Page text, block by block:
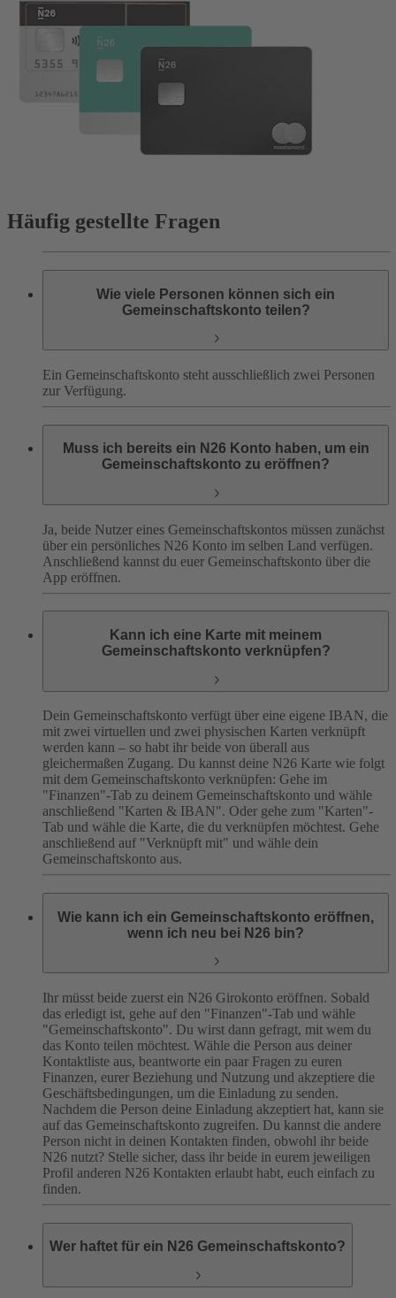
Häufig gestellte Fragen
Wie viele Personen können sich ein
Gemeinschaftskonto teilen?
Ein Gemeinschaftskonto steht ausschließlich zwei Personen
zur Verfügung.
Muss ich bereits ein N26 Konto haben, um ein
Gemeinschaftskonto zu eröffnen?
Ja, beide Nutzer eines Gemeinschaftskontos müssen zunächst
über ein persönliches N26 Konto im selben Land verfügen.
Anschließend kannst du euer Gemeinschaftskonto über die
App eröffnen.
Kann ich eine Karte mit meinem
Gemeinschaftskonto verknüpfen?
Dein Gemeinschaftskonto verfügt über eine eigene IBAN, die
mit zwei virtuellen und zwei physischen Karten verknüpft
werden kann – so habt ihr beide von überall aus
gleichermaßen Zugang. Du kannst deine N26 Karte wie folgt
mit dem Gemeinschaftskonto verknüpfen: Gehe im
"Finanzen"-Tab zu deinem Gemeinschaftskonto und wähle
anschließend "Karten & IBAN". Oder gehe zum "Karten"-
Tab und wähle die Karte, die du verknüpfen möchtest. Gehe
anschließend auf "Verknüpft mit" und wähle dein
Gemeinschaftskonto aus.
Wie kann ich ein Gemeinschaftskonto eröffnen,
wenn ich neu bei N26 bin?
Ihr müsst beide zuerst ein N26 Girokonto eröffnen. Sobald
das erledigt ist, gehe auf den "Finanzen"-Tab und wähle
"Gemeinschaftskonto". Du wirst dann gefragt, mit wem du
das Konto teilen möchtest. Wähle die Person aus deiner
Kontaktliste aus, beantworte ein paar Fragen zu euren
Finanzen, eurer Beziehung und Nutzung und akzeptiere die
Geschäftsbedingungen, um die Einladung zu senden.
Nachdem die Person deine Einladung akzeptiert hat, kann sie
auf das Gemeinschaftskonto zugreifen. Du kannst die andere
Person nicht in deinen Kontakten finden, obwohl ihr beide
N26 nutzt? Stelle sicher, dass ihr beide in eurem jeweiligen
Profil anderen N26 Kontakten erlaubt habt, euch einfach zu
finden.
Wer haftet für ein N26 Gemeinschaftskonto?